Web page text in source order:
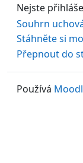
Nejste
Souhrn
Stáhněte si
Přepnout do
Používá